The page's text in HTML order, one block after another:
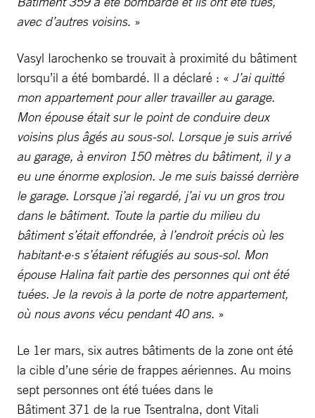
avec d’autres voisins. »
Vasyl Iarochenko se trouvait à proximité du bâtiment
lorsqu’il a été bombardé. Il a déclaré : « J’ai quitté
mon appartement pour aller travailler au garage.
Mon épouse était sur le point de conduire deux
voisins plus âgés au sous-sol. Lorsque je suis arrivé
au garage, à environ 150 mètres du bâtiment, il y a
eu une énorme explosion. Je me suis baissé derrière
le garage. Lorsque j’ai regardé, j’ai vu un gros trou
dans le bâtiment. Toute la partie du milieu du
bâtiment s’était effondrée, à l’endroit précis où les
habitant·e·s s’étaient réfugiés au sous-sol. Mon
épouse Halina fait partie des personnes qui ont été
tuées. Je la revois à la porte de notre appartement,
où nous avons vécu pendant 40 ans. »
Le 1er mars, six autres bâtiments de la zone ont été
la cible d’une série de frappes aériennes. Au moins
sept personnes ont été tuées dans le
Bâtiment 371 de la rue Tsentralna, dont Vitali